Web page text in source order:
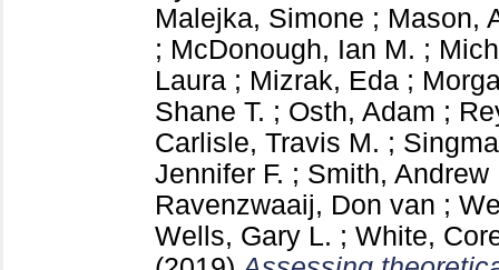
Malejka, Simone ; Mason,
; McDonough, Ian M. ;
Laura ; Mizrak, Eda ;
Shane T. ; Osth, Adam ;
Carlisle, Travis M. ;
Jennifer F. ; Smith, Andrew
Ravenzwaaij, Don van ;
Wells, Gary L. ; White,